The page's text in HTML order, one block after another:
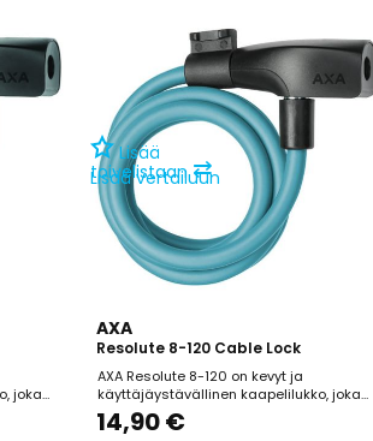
Automaattinen...
joka
Lisää
toivelistaan ⇄
Lisää vertailuun
AXA
Resolute 8-120 Cable Lock
AXA Resolute 8-120 on kevyt ja
käyttäjäystävällinen kaapelilukko, joka
soveltuu erityisesti lastenpyörien
lyhytaikaiseen lukitsemiseen alueilla,
14,90 €